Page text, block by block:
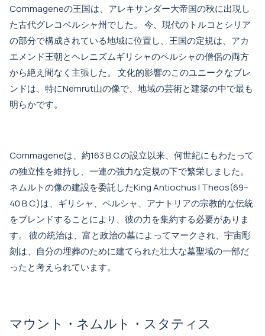
Commageneの王国は、アレキサンダー大帝国の秋に出現し
た古代グレコペルシャ州でした。 今、現代のトルコとシリア
の部分で構成されている地域に位置し、王国の定規は、アカ
エメンド王朝とヘレニズムギリシャのペルシャの僧侶の両方
から絶え間なく主張した。 文化的影響のこのユニークなブレ
ンドは、特にNemrut山の像で、地域の芸術と建築の中で最も
明らかです。
Commageneは、約163 B.C.の設立以来、何世紀にもわたって
の独立性を維持し、一連の強力な定規の下で繁栄しました。
ネムルトの像の建設を委託したKing Antiochus I Theos(69–
40 B.C.)は、ギリシャ、ペルシャ、アナトリアの宗教的な伝統
をブレンドすることにより、彼の力を集約する必要がありま
す。 彼の統治は、富と政治の墓によってマークされ、宇宙彫
刻は、自分の埋葬のために建てられた壮大な墓聖域の一部だ
ったと考えられています。
マウント・ネムルト・スタティス